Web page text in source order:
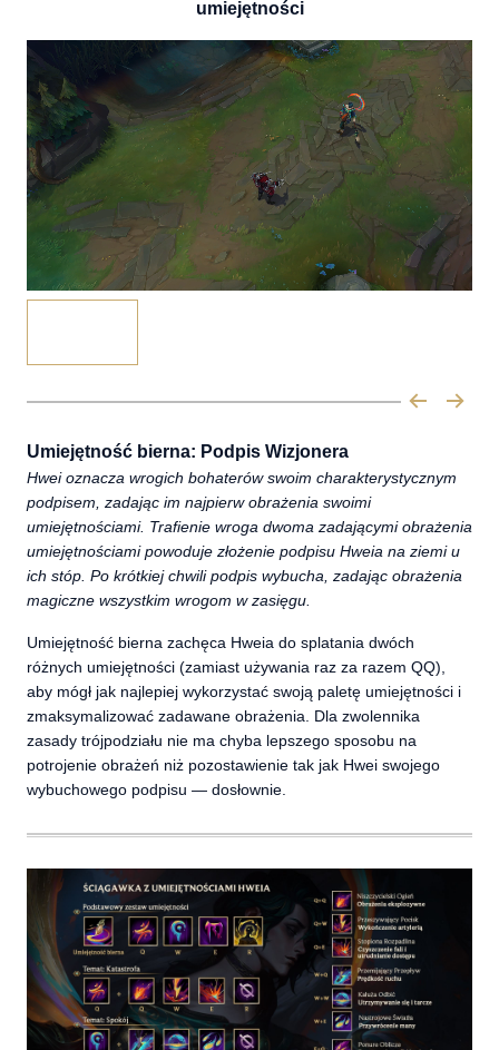
umiejętności
Umiejętność bierna: Podpis Wizjonera
Hwei oznacza wrogich bohaterów swoim charakterystycznym
podpisem, zadając im najpierw obrażenia swoimi
umiejętnościami. Trafienie wroga dwoma zadającymi obrażenia
umiejętnościami powoduje złożenie podpisu Hweia na ziemi u
ich stóp. Po krótkiej chwili podpis wybucha, zadając obrażenia
magiczne wszystkim wrogom w zasięgu.
Umiejętność bierna zachęca Hweia do splatania dwóch
różnych umiejętności (zamiast używania raz za razem QQ),
aby mógł jak najlepiej wykorzystać swoją paletę umiejętności i
zmaksymalizować zadawane obrażenia. Dla zwolennika
zasady trójpodziału nie ma chyba lepszego sposobu na
potrojenie obrażeń niż pozostawienie tak jak Hwei swojego
wybuchowego podpisu — dosłownie.